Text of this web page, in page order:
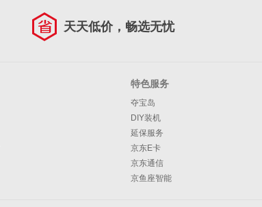
天天低价，畅选无忧
特色服务
夺宝岛
DIY装机
延保服务
京东E卡
京东通信
京鱼座智能